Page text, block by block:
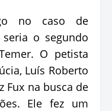
no caso de
o segundo
O petista
Luís Roberto
Fux na busca de
Ele fez um